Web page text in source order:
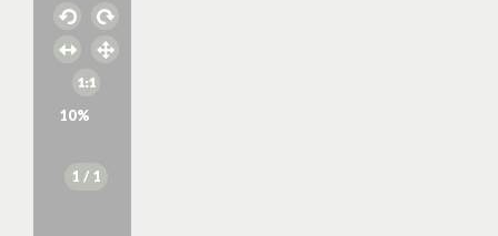
10%
1 / 1